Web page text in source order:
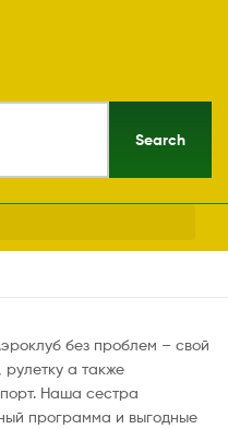
Search
без проблем – свой
а также
Наша сестра
программа и выгодные